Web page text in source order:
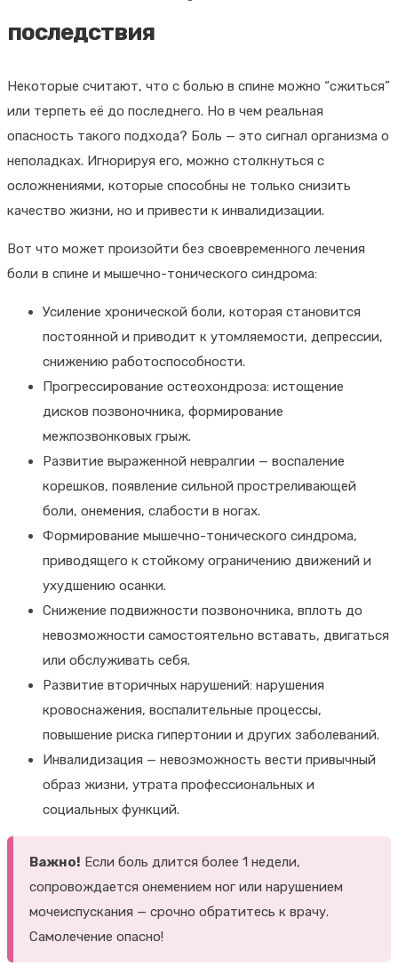
последствия
Некоторые считают, что с болью в спине можно “сжиться”
или терпеть её до последнего. Но в чем реальная
опасность такого подхода? Боль — это сигнал организма о
неполадках. Игнорируя его, можно столкнуться с
осложнениями, которые способны не только снизить
качество жизни, но и привести к инвалидизации.
Вот что может произойти без своевременного лечения
боли в спине и мышечно-тонического синдрома:
Усиление хронической боли, которая становится
постоянной и приводит к утомляемости, депрессии,
снижению работоспособности.
Прогрессирование остеохондроза: истощение
дисков позвоночника, формирование
межпозвонковых грыж.
Развитие выраженной невралгии — воспаление
корешков, появление сильной простреливающей
боли, онемения, слабости в ногах.
Формирование мышечно-тонического синдрома,
приводящего к стойкому ограничению движений и
ухудшению осанки.
Снижение подвижности позвоночника, вплоть до
невозможности самостоятельно вставать, двигаться
или обслуживать себя.
Развитие вторичных нарушений: нарушения
кровоснажения, воспалительные процессы,
повышение риска гипертонии и других заболеваний.
Инвалидизация — невозможность вести привычный
образ жизни, утрата профессиональных и
социальных функций.
Важно! Если боль длится более 1 недели,
сопровождается онемением ног или нарушением
мочеиспускания — срочно обратитесь к врачу.
Самолечение опасно!